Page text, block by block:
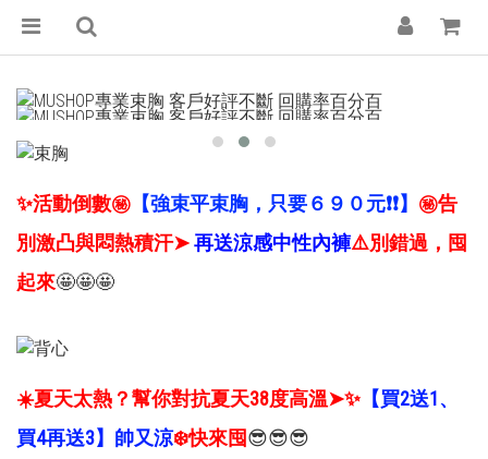
✨活動倒數㊙️ 【強束平束胸，只要６９０元❗️❗】 ㊙️告
別激凸與悶熱積汗➤再送涼感中性內褲⚠️別錯過，囤
起來🤩🤩🤩
☀️夏天太熱？幫你對抗夏天38度高溫➤✨【買2送1、
買4再送3】帥又涼❄️快來囤😎😎😎